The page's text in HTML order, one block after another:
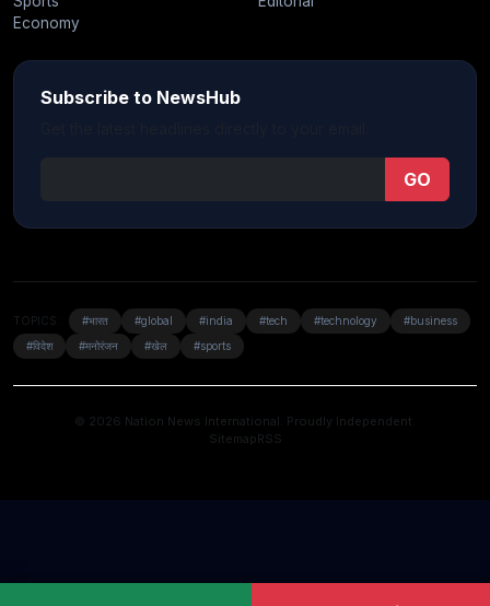
Economy
Subscribe to NewsHub
GO
TOPICS: #भारत #global #india #tech #technology
#business
#विदेश
#मनोरंजन #खेल #sports
© 2026 Nation News International. Proudly Independent.
SitemapRSS